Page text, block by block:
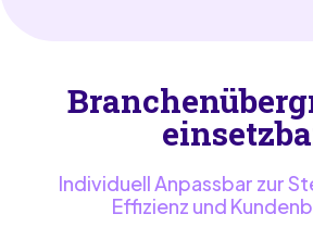
Individuell Anpassbar zur
Effizienz und